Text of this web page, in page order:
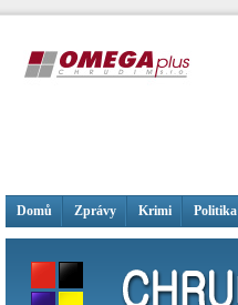
Domů Zprávy Krimi Politika